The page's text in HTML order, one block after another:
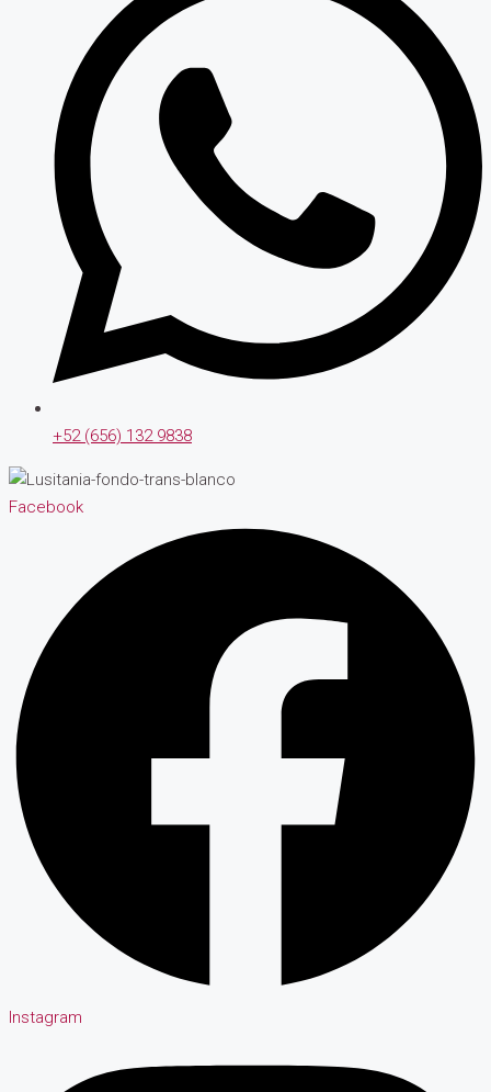
+52 (656) 132 9838
Facebook
Instagram